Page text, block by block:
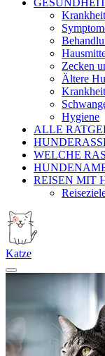
Zecken
Ältere
Hygiene
ALLE
WELCHE
REISEN MIT
Katze